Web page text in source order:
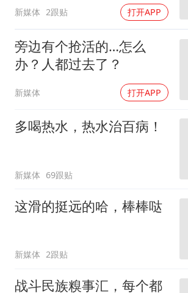
新媒体 2跟贴 打开APP
旁边有个抢活的…怎么
办？人都过去了？
新媒体 打开APP
多喝热水，热水治百病！
新媒体 69跟贴
这滑的挺远的哈，棒棒哒
新媒体 2跟贴
战斗民族糗事汇，每个都